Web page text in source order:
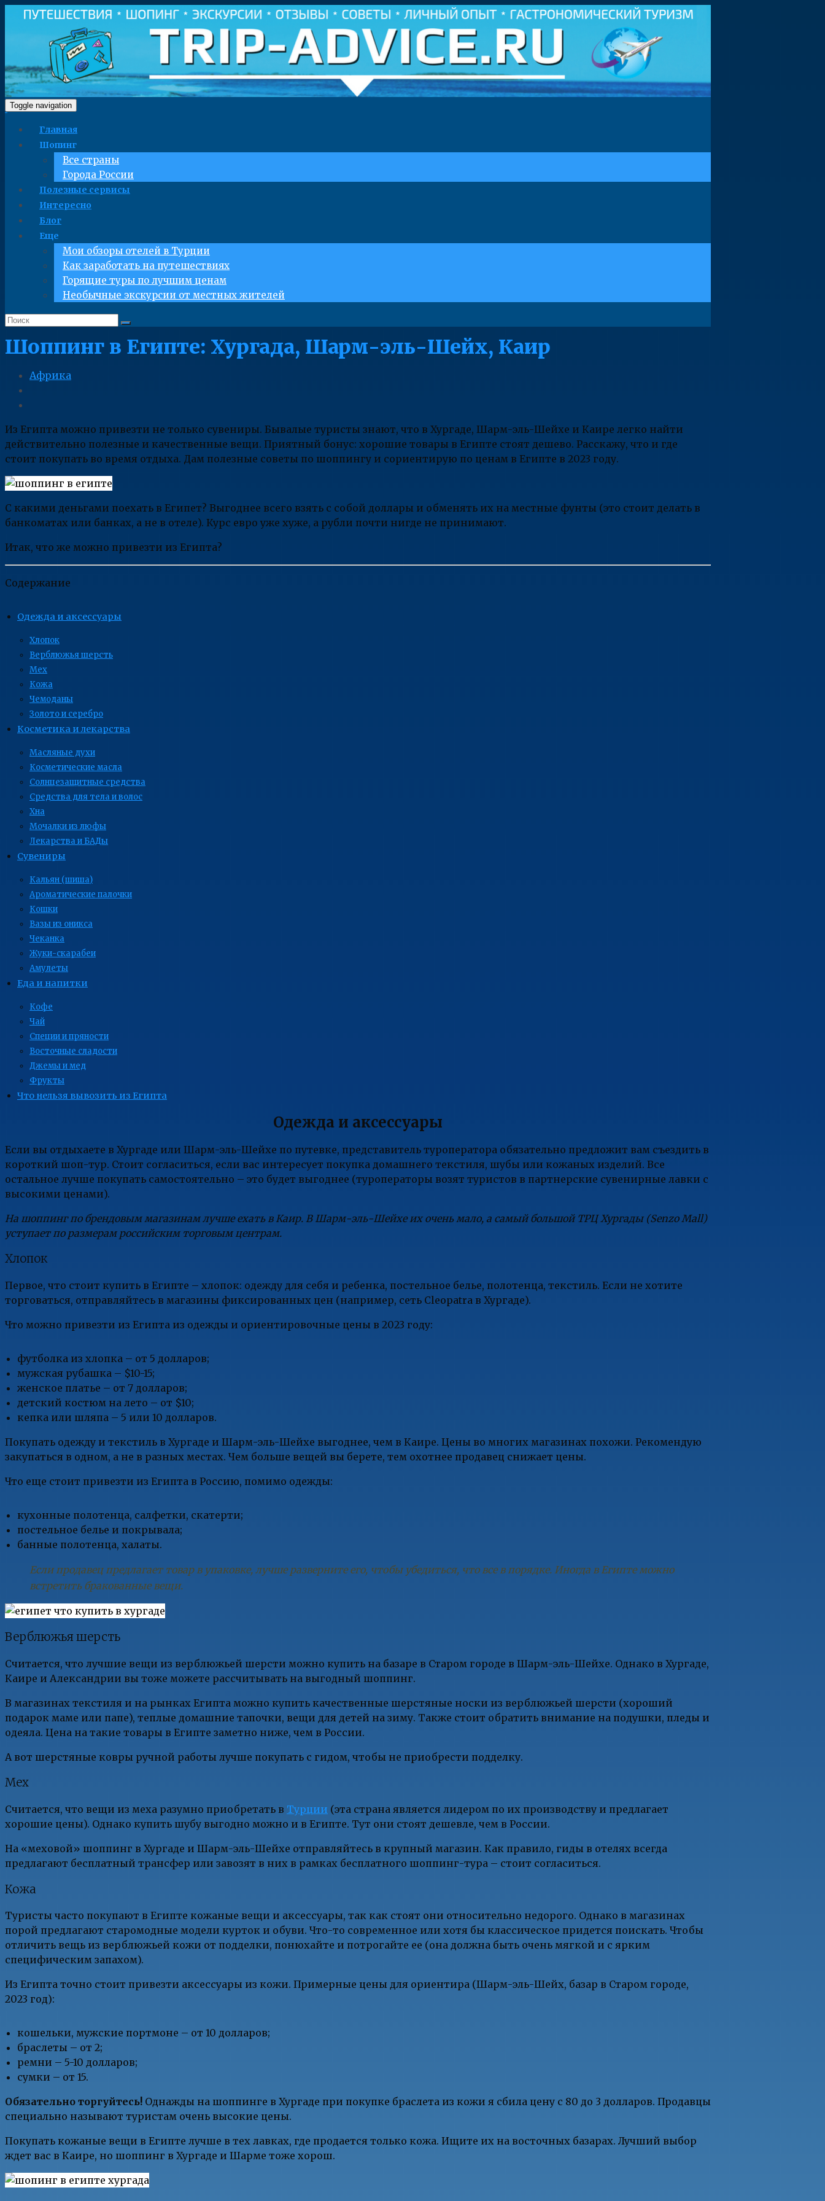
Toggle navigation
Главная
Шопинг
Все страны
Города России
Полезные сервисы
Интересно
Блог
Еще
Мои обзоры отелей в Турции
Как заработать на путешествиях
Горящие туры по лучшим ценам
Необычные экскурсии от местных жителей
Шоппинг в Египте: Хургада, Шарм-эль-Шейх, Каир
Африка
Из Египта можно привезти не только сувениры. Бывалые туристы знают, что в Хургаде, Шарм-эль-Шейхе и Каире легко найти
действительно полезные и качественные вещи. Приятный бонус: хорошие товары в Египте стоят дешево. Расскажу, что и где
стоит покупать во время отдыха. Дам полезные советы по шоппингу и сориентирую по ценам в Египте в 2023 году.
С какими деньгами поехать в Египет? Выгоднее всего взять с собой доллары и обменять их на местные фунты (это стоит делать в
банкоматах или банках, а не в отеле). Курс евро уже хуже, а рубли почти нигде не принимают.
Итак, что же можно привезти из Египта?
Содержание
Одежда и аксессуары
Хлопок
Верблюжья шерсть
Мех
Кожа
Чемоданы
Золото и серебро
Косметика и лекарства
Масляные духи
Косметические масла
Солнцезащитные средства
Средства для тела и волос
Хна
Мочалки из люфы
Лекарства и БАДы
Сувениры
Кальян (шиша)
Ароматические палочки
Кошки
Вазы из оникса
Чеканка
Жуки-скарабеи
Амулеты
Еда и напитки
Кофе
Чай
Специи и пряности
Восточные сладости
Джемы и мед
Фрукты
Что нельзя вывозить из Египта
Одежда и аксессуары
Если вы отдыхаете в Хургаде или Шарм-эль-Шейхе по путевке, представитель туроператора обязательно предложит вам съездить в
короткий шоп-тур. Стоит согласиться, если вас интересует покупка домашнего текстиля, шубы или кожаных изделий. Все
остальное лучше покупать самостоятельно – это будет выгоднее (туроператоры возят туристов в партнерские сувенирные лавки с
высокими ценами).
На шоппинг по брендовым магазинам лучше ехать в Каир. В Шарм-эль-Шейхе их очень мало, а самый большой ТРЦ Хургады (Senzo Mall)
уступает по размерам российским торговым центрам.
Хлопок
Первое, что стоит купить в Египте – хлопок: одежду для себя и ребенка, постельное белье, полотенца, текстиль. Если не хотите
торговаться, отправляйтесь в магазины фиксированных цен (например, сеть Cleopatra в Хургаде).
Что можно привезти из Египта из одежды и ориентировочные цены в 2023 году:
футболка из хлопка – от 5 долларов;
мужская рубашка – $10-15;
женское платье – от 7 долларов;
детский костюм на лето – от $10;
кепка или шляпа – 5 или 10 долларов.
Покупать одежду и текстиль в Хургаде и Шарм-эль-Шейхе выгоднее, чем в Каире. Цены во многих магазинах похожи. Рекомендую
закупаться в одном, а не в разных местах. Чем больше вещей вы берете, тем охотнее продавец снижает цены.
Что еще стоит привезти из Египта в Россию, помимо одежды:
кухонные полотенца, салфетки, скатерти;
постельное белье и покрывала;
банные полотенца, халаты.
Если продавец предлагает товар в упаковке, лучше разверните его, чтобы убедиться, что все в порядке. Иногда в Египте можно
встретить бракованные вещи.
Верблюжья шерсть
Считается, что лучшие вещи из верблюжьей шерсти можно купить на базаре в Старом городе в Шарм-эль-Шейхе. Однако в Хургаде,
Каире и Александрии вы тоже можете рассчитывать на выгодный шоппинг.
В магазинах текстиля и на рынках Египта можно купить качественные шерстяные носки из верблюжьей шерсти (хороший
подарок маме или папе), теплые домашние тапочки, вещи для детей на зиму. Также стоит обратить внимание на подушки, пледы и
одеяла. Цена на такие товары в Египте заметно ниже, чем в России.
А вот шерстяные ковры ручной работы лучше покупать с гидом, чтобы не приобрести подделку.
Мех
Считается, что вещи из меха разумно приобретать в Турции (эта страна является лидером по их производству и предлагает
хорошие цены). Однако купить шубу выгодно можно и в Египте. Тут они стоят дешевле, чем в России.
На «меховой» шоппинг в Хургаде и Шарм-эль-Шейхе отправляйтесь в крупный магазин. Как правило, гиды в отелях всегда
предлагают бесплатный трансфер или завозят в них в рамках бесплатного шоппинг-тура – стоит согласиться.
Кожа
Туристы часто покупают в Египте кожаные вещи и аксессуары, так как стоят они относительно недорого. Однако в магазинах
порой предлагают старомодные модели курток и обуви. Что-то современное или хотя бы классическое придется поискать. Чтобы
отличить вещь из верблюжьей кожи от подделки, понюхайте и потрогайте ее (она должна быть очень мягкой и с ярким
специфическим запахом).
Из Египта точно стоит привезти аксессуары из кожи. Примерные цены для ориентира (Шарм-эль-Шейх, базар в Старом городе,
2023 год):
кошельки, мужские портмоне – от 10 долларов;
браслеты – от 2;
ремни – 5-10 долларов;
сумки – от 15.
Обязательно торгуйтесь! Однажды на шоппинге в Хургаде при покупке браслета из кожи я сбила цену с 80 до 3 долларов. Продавцы
специально называют туристам очень высокие цены.
Покупать кожаные вещи в Египте лучше в тех лавках, где продается только кожа. Ищите их на восточных базарах. Лучший выбор
ждет вас в Каире, но шоппинг в Хургаде и Шарме тоже хорош.